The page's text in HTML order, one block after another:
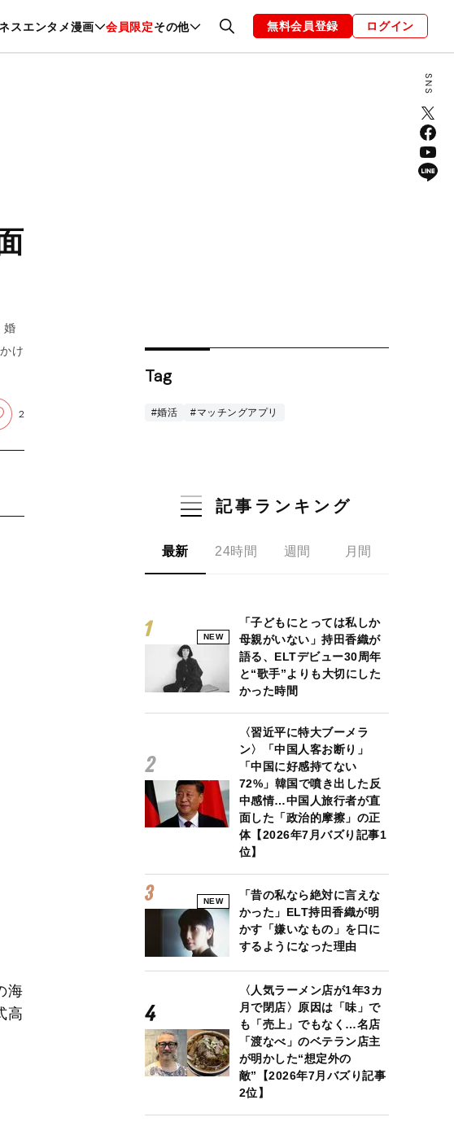
スエンタメ漫画 会員限定その他
容 グルメ ファッション 恋愛・結婚 編集部 お知らせ
無料会員登録 ログイン
婚
け
2
海
高
Tag
#婚活 #マッチングアプリ
記事ランキング
最新 24時間 週間 月間
NEW
「子どもにとっては私しか
母親がいない」持田香織が
語る、ELTデビュー30周年
と“歌手”よりも大切にした
かった時間
〈習近平に特大ブーメラ
ン〉「中国人客お断り」
「中国に好感持てない
72%」韓国で噴き出した反
中感情…中国人旅行者が直
面した「政治的摩擦」の正
体【2026年7月バズり記事1
位】
NEW
「昔の私なら絶対に言えな
かった」ELT持田香織が明
かす「嫌いなもの」を口に
するようになった理由
〈人気ラーメン店が1年3カ
月で閉店〉原因は「味」で
も「売上」でもなく…名店
「渡なべ」のベテラン店主
が明かした“想定外の
敵”【2026年7月バズり記事
2位】